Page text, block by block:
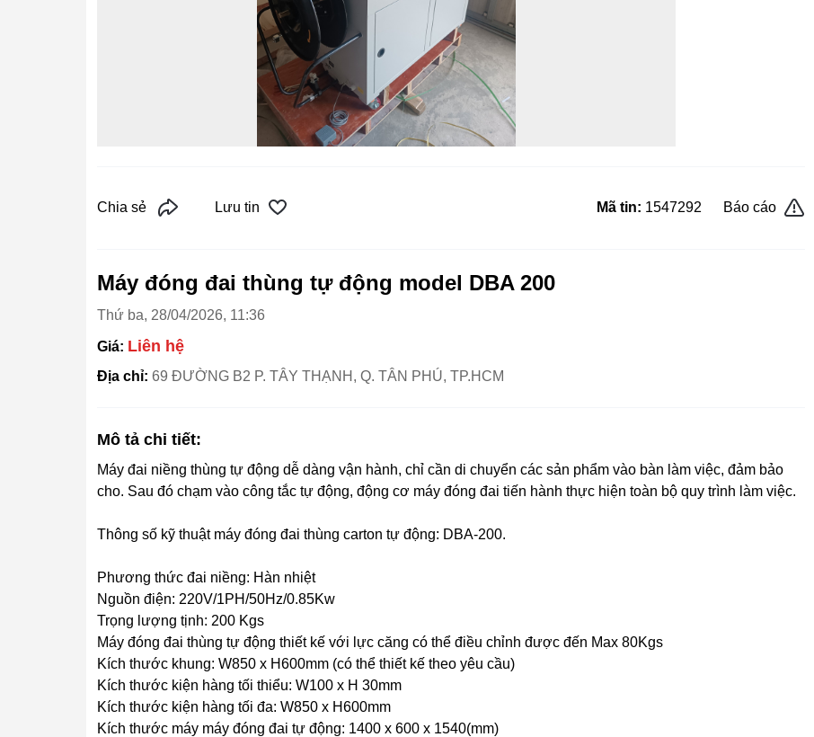
Chia sẻ Lưu tin Mã tin: 1547292 Báo cáo
Máy đóng đai thùng tự động model DBA 200
Thứ ba, 28/04/2026, 11:36
Giá: Liên hệ
Địa chỉ: 69 ĐƯỜNG B2 P. TÂY THẠNH, Q. TÂN PHÚ, TP.HCM
Mô tả chi tiết:
Máy đai niềng thùng tự động dễ dàng vận hành, chỉ cần di chuyển các sản phẩm vào bàn làm việc, đảm bảo
cho. Sau đó chạm vào công tắc tự động, động cơ máy đóng đai tiến hành thực hiện toàn bộ quy trình làm việc.
Thông số kỹ thuật máy đóng đai thùng carton tự động: DBA-200.
Phương thức đai niềng: Hàn nhiệt
Nguồn điện: 220V/1PH/50Hz/0.85Kw
Trọng lượng tịnh: 200 Kgs
Máy đóng đai thùng tự động thiết kế với lực căng có thể điều chỉnh được đến Max 80Kgs
Kích thước khung: W850 x H600mm (có thể thiết kế theo yêu cầu)
Kích thước kiện hàng tối thiểu: W100 x H 30mm
Kích thước kiện hàng tối đa: W850 x H600mm
Kích thước máy máy đóng đai tự động: 1400 x 600 x 1540(mm)